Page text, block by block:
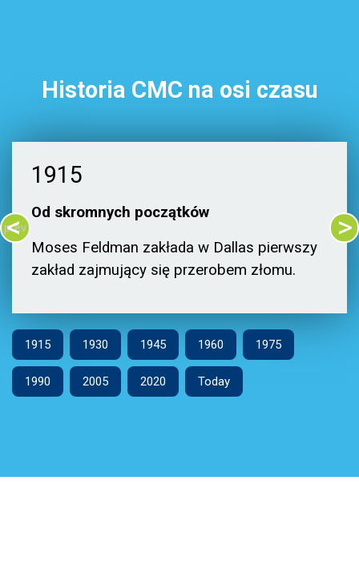
Historia CMC na osi czasu
prev next
1915
Od skromnych początków
Moses Feldman zakłada w Dallas pierwszy
zakład zajmujący się przerobem złomu.
1915 1930 1945 1960 1975
1990 2005 2020 Today